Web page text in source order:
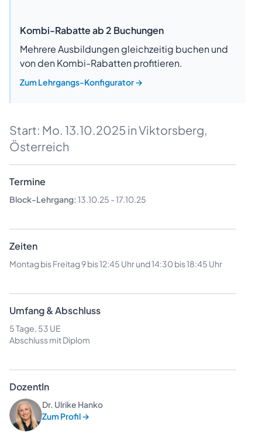
Kombi-Rabatte ab 2 Buchungen
Mehrere Ausbildungen gleichzeitig buchen und
von den Kombi-Rabatten profitieren.
Zum Lehrgangs-Konfigurator→
Start: Mo. 13.10.2025 in Viktorsberg,
Österreich
Termine
Block-Lehrgang:13.10.25 -17.10.25
Zeiten
Montag bis Freitag 9 bis 12:45 Uhr und 14:30 bis 18:45 Uhr
Umfang & Abschluss
5 Tage, 53 UE
Abschluss mit Diplom
DozentIn
Dr. Ulrike Hanko
Zum Profil→